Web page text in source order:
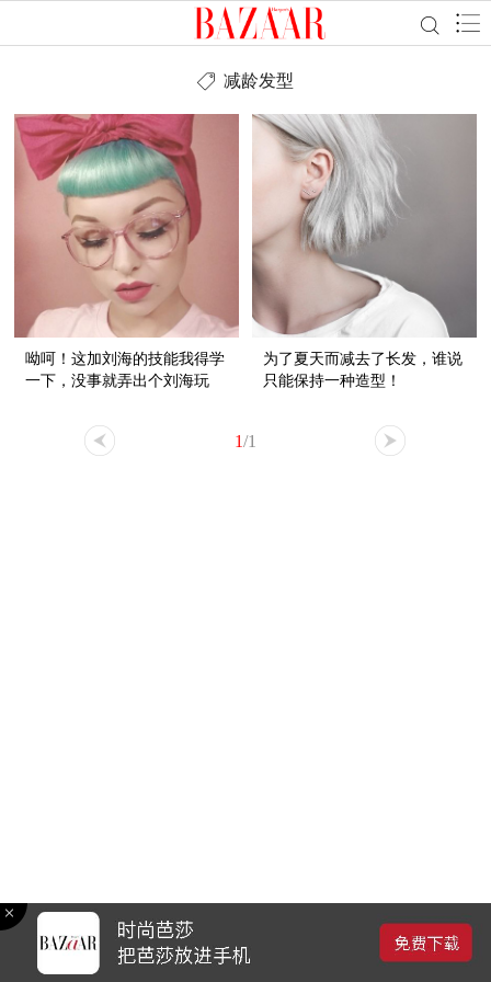
减龄发型
呦呵！这加刘海的技能我得学
一下，没事就弄出个刘海玩
为了夏天而减去了长发，谁说
只能保持一种造型！
1/1